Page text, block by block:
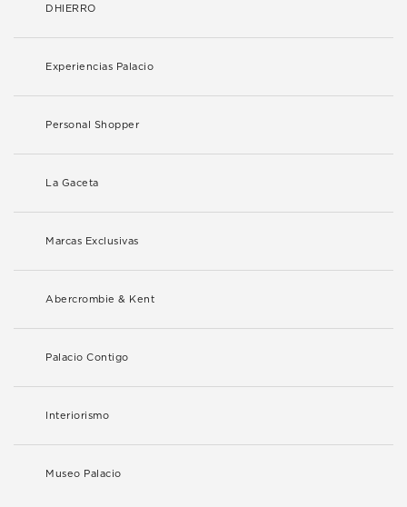
DHIERRO
Experiencias Palacio
Personal Shopper
La Gaceta
Marcas Exclusivas
Abercrombie & Kent
Palacio Contigo
Interiorismo
Museo Palacio